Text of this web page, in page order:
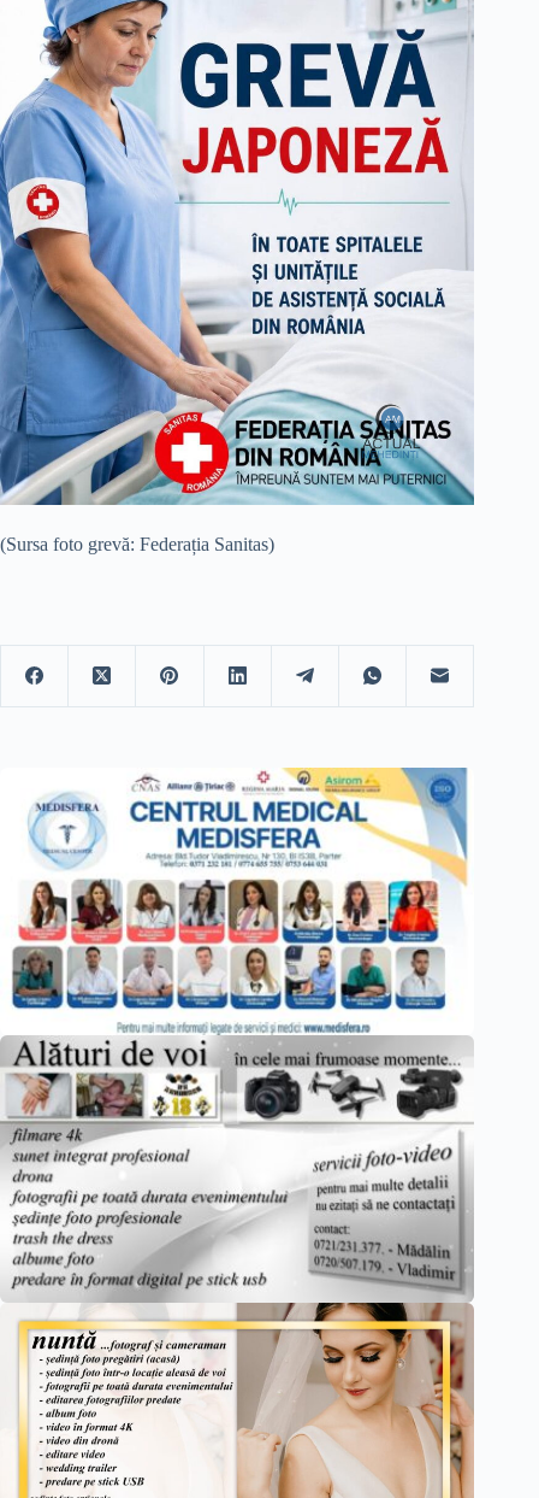
(Sursa foto grevă: Federația Sanitas)